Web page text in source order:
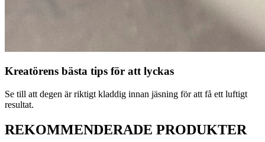
Kreatörens bästa tips för att lyckas
Se till att degen är riktigt kladdig innan jäsning för att få ett luftigt
resultat.
REKOMMENDERADE PRODUKTER